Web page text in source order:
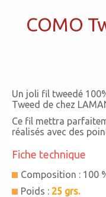
COMO
Un joli fil tweedé
Tweed de chez
Ce fil mettra
réalisés avec des
Fiche technique
Composition : 100
Poids : 25 grs.